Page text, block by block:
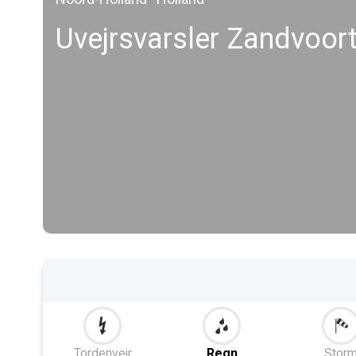
Uvejrsvarsler Zandvoort